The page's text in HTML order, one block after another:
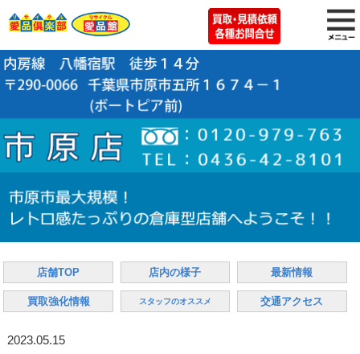
店舗TOP 店内の様子 最新情報
買取強化情報 スタッフのオススメ 交通アクセス
2023.05.15